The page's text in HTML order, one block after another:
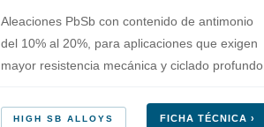
Aleaciones PbSb con contenido de antimonio
del 10% al 20%, para aplicaciones que exigen
mayor resistencia mecánica y ciclado profundo.
HIGH SB ALLOYS FICHA TÉCNICA ›